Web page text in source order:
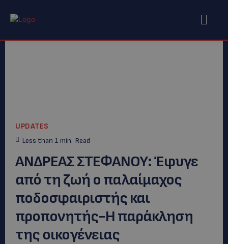
UPDATES
Less than 1 min. Read
AΝΔΡΕΑΣ ΣΤΕΦΑΝΟΥ: Έφυγε
από τη ζωή ο παλαίμαχος
ποδοσφαιριστής και
προπονητής-Η παράκληση
της οικογένειας